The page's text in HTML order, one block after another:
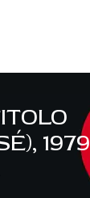
1979